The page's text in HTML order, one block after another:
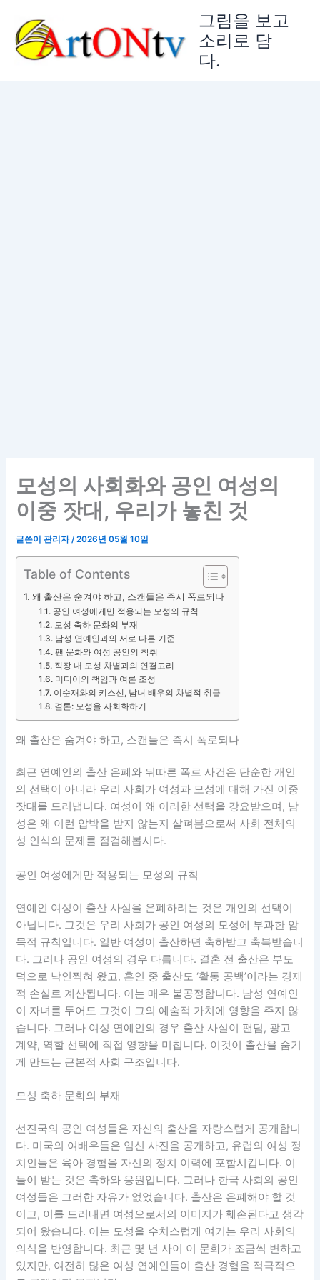
그림을 보고
소리로 담
다.
모성의 사회화와 공인 여성의
이중 잣대, 우리가 놓친 것
글쓴이관리자/2026년 05월 10일
Table of Contents
왜 출산은 숨겨야 하고, 스캔들은 즉시 폭로되나
공인 여성에게만 적용되는 모성의 규칙
모성 축하 문화의 부재
남성 연예인과의 서로 다른 기준
팬 문화와 여성 공인의 착취
직장 내 모성 차별과의 연결고리
미디어의 책임과 여론 조성
이순재와의 키스신, 남녀 배우의 차별적 취급
결론: 모성을 사회화하기
왜 출산은 숨겨야 하고, 스캔들은 즉시 폭로되나
최근 연예인의 출산 은폐와 뒤따른 폭로 사건은 단순한 개인
의 선택이 아니라 우리 사회가 여성과 모성에 대해 가진 이중
잣대를 드러냅니다. 여성이 왜 이러한 선택을 강요받으며, 남
성은 왜 이런 압박을 받지 않는지 살펴봄으로써 사회 전체의
성 인식의 문제를 점검해봅시다.
공인 여성에게만 적용되는 모성의 규칙
연예인 여성이 출산 사실을 은폐하려는 것은 개인의 선택이
아닙니다. 그것은 우리 사회가 공인 여성의 모성에 부과한 암
묵적 규칙입니다. 일반 여성이 출산하면 축하받고 축복받습니
다. 그러나 공인 여성의 경우 다릅니다. 결혼 전 출산은 부도
덕으로 낙인찍혀 왔고, 혼인 중 출산도 ‘활동 공백’이라는 경제
적 손실로 계산됩니다. 이는 매우 불공정합니다. 남성 연예인
이 자녀를 두어도 그것이 그의 예술적 가치에 영향을 주지 않
습니다. 그러나 여성 연예인의 경우 출산 사실이 팬덤, 광고
계약, 역할 선택에 직접 영향을 미칩니다. 이것이 출산을 숨기
게 만드는 근본적 사회 구조입니다.
모성 축하 문화의 부재
선진국의 공인 여성들은 자신의 출산을 자랑스럽게 공개합니
다. 미국의 여배우들은 임신 사진을 공개하고, 유럽의 여성 정
치인들은 육아 경험을 자신의 정치 이력에 포함시킵니다. 이
들이 받는 것은 축하와 응원입니다. 그러나 한국 사회의 공인
여성들은 그러한 자유가 없었습니다. 출산은 은폐해야 할 것
이고, 이를 드러내면 여성으로서의 이미지가 훼손된다고 생각
되어 왔습니다. 이는 모성을 수치스럽게 여기는 우리 사회의
의식을 반영합니다. 최근 몇 년 사이 이 문화가 조금씩 변하고
있지만, 여전히 많은 여성 연예인들이 출산 경험을 적극적으